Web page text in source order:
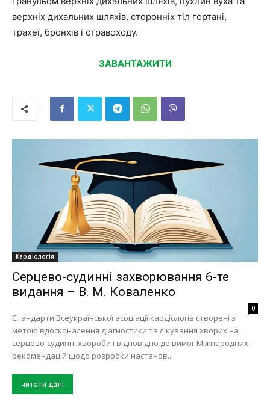
верхніх дихальних шляхів, сторонніх тіл гортані,
трахеї, бронхів і стравоходу.
ЗАВАНТАЖИТИ
Кардіологія
Серцево-судинні захворювання 6-те
видання – В. М. Коваленко
0
Стандарти Всеукраїнської асоціації кардіологів створені з
метою вдосконалення діагностики та лікування хворих на
серцево-судинні хвороби і відповідно до вимог Міжнародних
рекомендацій щодо розробки настанов...
читати далі